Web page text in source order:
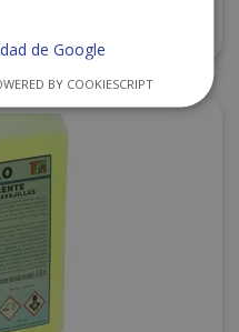
de Google
BY COOKIESCRIPT